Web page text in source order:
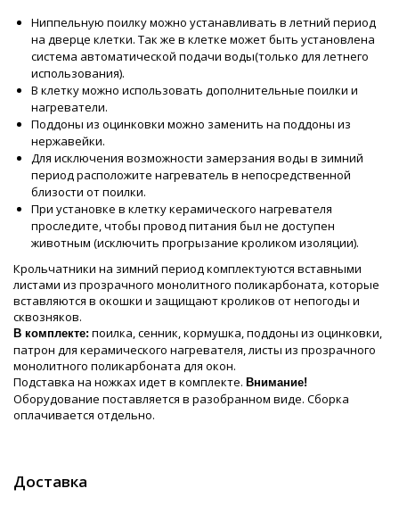
Ниппельную поилку можно устанавливать в летний период
на дверце клетки. Так же в клетке может быть установлена
система автоматической подачи воды(только для летнего
использования).
В клетку можно использовать дополнительные поилки и
нагреватели.
Поддоны из оцинковки можно заменить на поддоны из
нержавейки.
Для исключения возможности замерзания воды в зимний
период расположите нагреватель в непосредственной
близости от поилки.
При установке в клетку керамического нагревателя
проследите, чтобы провод питания был не доступен
животным (исключить прогрызание кроликом изоляции).
Крольчатники на зимний период комплектуются вставными
листами из прозрачного монолитного поликарбоната, которые
вставляются в окошки и защищают кроликов от непогоды и
сквозняков.
В комплекте: поилка, сенник, кормушка, поддоны из оцинковки,
патрон для керамического нагревателя, листы из прозрачного
монолитного поликарбоната для окон.
Подставка на ножках идет в комплекте. Внимание!
Оборудование поставляется в разобранном виде. Сборка
оплачивается отдельно.
Доставка